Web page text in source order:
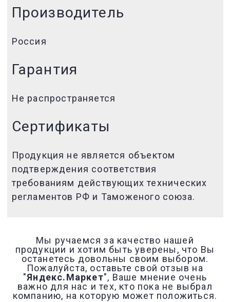
Производитель
Россия
Гарантия
Не распространяется
Сертификаты
Продукция не является объектом
подтверждения соответствия
требованиям действующих технических
регламентов РФ и Таможеного союза.
Мы ручаемся за качество нашей
продукции и хотим быть уверены, что Вы
останетесь довольны своим выбором.
Пожалуйста, оставьте свой отзыв на
"Яндекс.Маркет", Ваше мнение очень
важно для нас и тех, кто пока не выбрал
компанию, на которую может положиться.